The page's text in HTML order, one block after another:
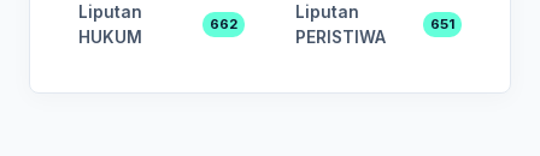
Liputan
HUKUM
662
Liputan
PERISTIWA
651